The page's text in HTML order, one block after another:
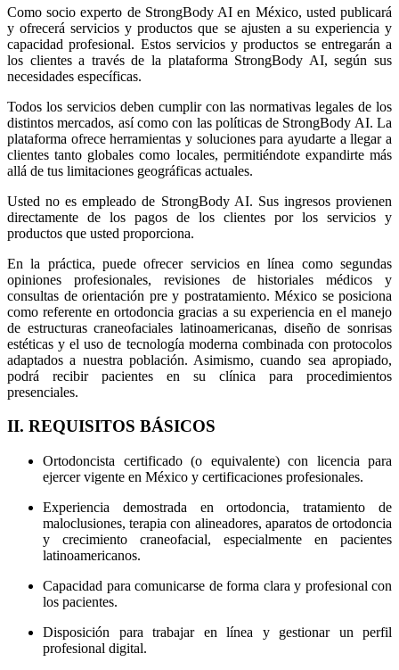
Como socio experto de StrongBody AI en México, usted publicará
y ofrecerá servicios y productos que se ajusten a su experiencia y
capacidad profesional. Estos servicios y productos se entregarán a
los clientes a través de la plataforma StrongBody AI, según sus
necesidades específicas.
Todos los servicios deben cumplir con las normativas legales de los
distintos mercados, así como con las políticas de StrongBody AI. La
plataforma ofrece herramientas y soluciones para ayudarte a llegar a
clientes tanto globales como locales, permitiéndote expandirte más
allá de tus limitaciones geográficas actuales.
Usted no es empleado de StrongBody AI. Sus ingresos provienen
directamente de los pagos de los clientes por los servicios y
productos que usted proporciona.
En la práctica, puede ofrecer servicios en línea como segundas
opiniones profesionales, revisiones de historiales médicos y
consultas de orientación pre y postratamiento. México se posiciona
como referente en ortodoncia gracias a su experiencia en el manejo
de estructuras craneofaciales latinoamericanas, diseño de sonrisas
estéticas y el uso de tecnología moderna combinada con protocolos
adaptados a nuestra población. Asimismo, cuando sea apropiado,
podrá recibir pacientes en su clínica para procedimientos
presenciales.
II. REQUISITOS BÁSICOS
Ortodoncista certificado (o equivalente) con licencia para
ejercer vigente en México y certificaciones profesionales.
Experiencia demostrada en ortodoncia, tratamiento de
maloclusiones, terapia con alineadores, aparatos de ortodoncia
y crecimiento craneofacial, especialmente en pacientes
latinoamericanos.
Capacidad para comunicarse de forma clara y profesional con
los pacientes.
Disposición para trabajar en línea y gestionar un perfil
profesional digital.